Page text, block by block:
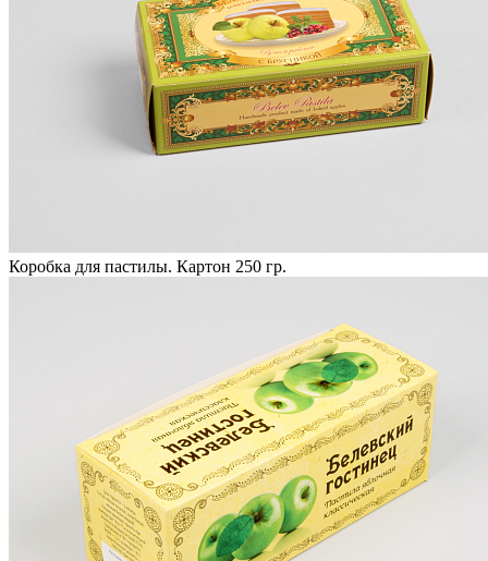
Коробка для пастилы. Картон 250 гр.